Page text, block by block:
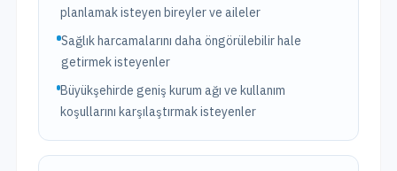
planlamak isteyen bireyler ve aileler
Sağlık harcamalarını daha öngörülebilir hale
getirmek isteyenler
Büyükşehirde geniş kurum ağı ve kullanım
koşullarını karşılaştırmak isteyenler